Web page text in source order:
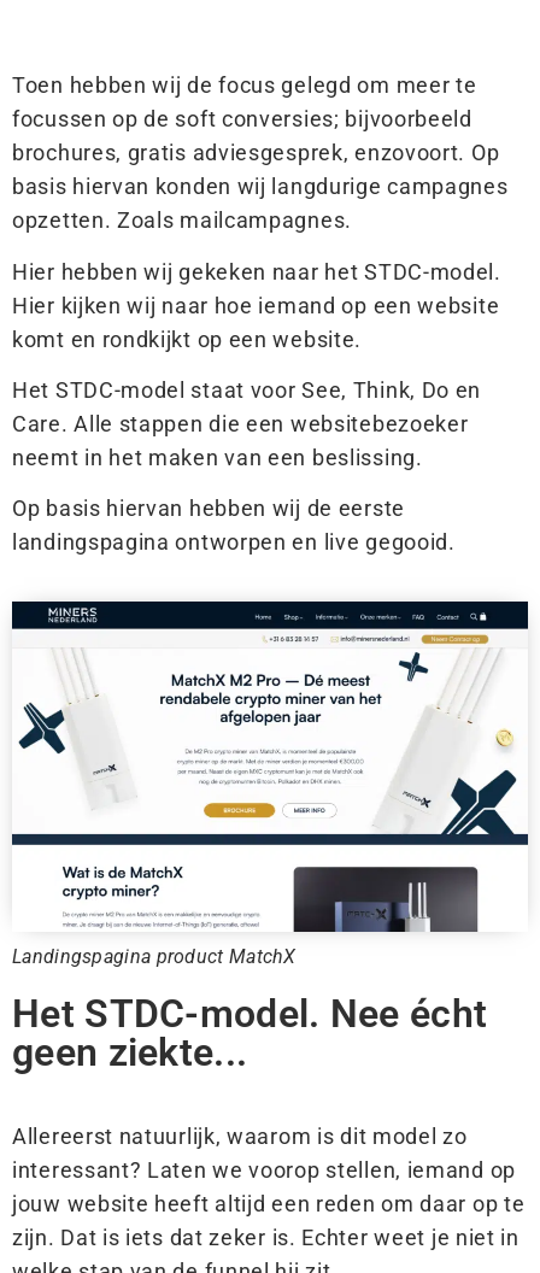
Toen hebben wij de focus gelegd om meer te
focussen op de soft conversies; bijvoorbeeld
brochures, gratis adviesgesprek, enzovoort. Op
basis hiervan konden wij langdurige campagnes
opzetten. Zoals mailcampagnes.
Hier hebben wij gekeken naar het STDC-model.
Hier kijken wij naar hoe iemand op een website
komt en rondkijkt op een website.
Het STDC-model staat voor See, Think, Do en
Care. Alle stappen die een websitebezoeker
neemt in het maken van een beslissing.
Op basis hiervan hebben wij de eerste
landingspagina ontworpen en live gegooid.
Landingspagina product MatchX
Het STDC-model. Nee écht
geen ziekte...
Allereerst natuurlijk, waarom is dit model zo
interessant? Laten we voorop stellen, iemand op
jouw website heeft altijd een reden om daar op te
zijn. Dat is iets dat zeker is. Echter weet je niet in